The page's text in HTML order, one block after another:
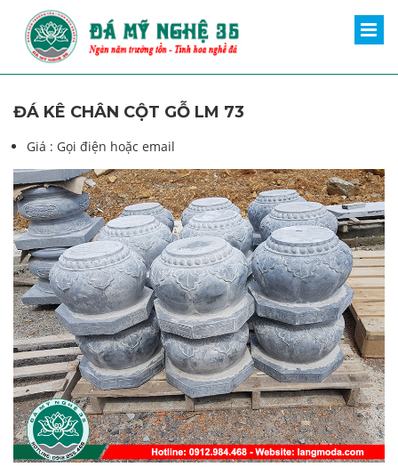
ĐÁ KÊ CHÂN CỘT GỖ LM 73
Giá : Gọi điện hoặc email